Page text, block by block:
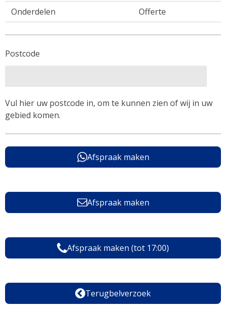
Onderdelen
Offerte
Postcode
Vul hier uw postcode in, om te kunnen zien of wij in uw
gebied komen.
Afspraak maken
Afspraak maken
Afspraak maken (tot 17:00)
Terugbelverzoek